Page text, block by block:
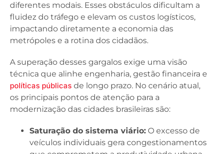
diferentes modais. Esses obstáculos dificultam a
fluidez do tráfego e elevam os custos logísticos,
impactando diretamente a economia das
metrópoles e a rotina dos cidadãos.
A superação desses gargalos exige uma visão
técnica que alinhe engenharia, gestão financeira e
políticas públicas de longo prazo. No cenário atual,
os principais pontos de atenção para a
modernização das cidades brasileiras são:
Saturação do sistema viário: O excesso de
veículos individuais gera congestionamentos